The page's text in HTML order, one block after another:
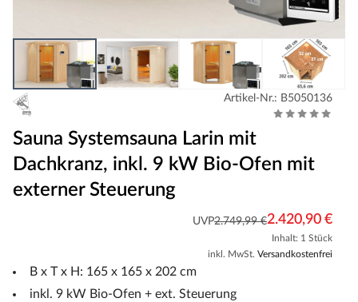
Artikel-Nr.: B5050136
Sauna Systemsauna Larin mit
Dachkranz, inkl. 9 kW Bio-Ofen mit
externer Steuerung
UVP2.749,99 €2.420,90 €
Inhalt: 1 Stück
inkl. MwSt. Versandkostenfrei
B x T x H: 165 x 165 x 202 cm
inkl. 9 kW Bio-Ofen + ext. Steuerung